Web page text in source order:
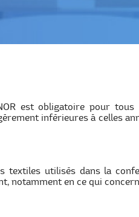
est obligatoire pour
inférieures à celles
textiles utilisés dans la
notamment en ce qui